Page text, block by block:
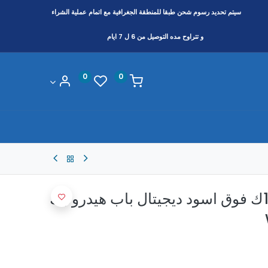
سيتم تحديد رسوم شحن طبقاللمنطقةالجغرافية مع اتمام عملية الشراء
و تتراوح مده التوصيل من 6 ل 7 ايام
0
0
غساله وايت بوينت 15ك فوق اسود ديجيتال باب هيدروليك